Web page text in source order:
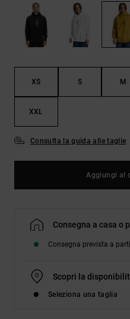
domande
più
contatto.
XS S M
XXL
Consulta la guida alle taglie
Aggiungi al
Consegna a casa o
Consegna prevista a
Scopri la
Seleziona una taglia